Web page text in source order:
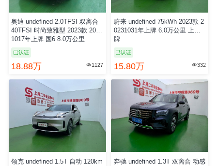
奥迪 undefined 2.0TFSI 双离合
40TFSI 时尚致雅型 2023款 2023
1017年上牌 国6 8.0万公里
已认证
18.88万  1127
蔚来 undefined 75kWh 2023款 2
0231031年上牌 6.0万公里 上海
牌
已认证
15.80万 332
领克 undefined 1.5T 自动 120km
奔驰 undefined 1.3T 双离合 动感